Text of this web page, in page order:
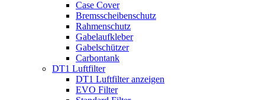
Case Cover
Bremsscheibenschutz
Rahmenschutz
Gabelaufkleber
Gabelschützer
Carbontank
DT1 Luftfilter
DT1 Luftfilter anzeigen
EVO Filter